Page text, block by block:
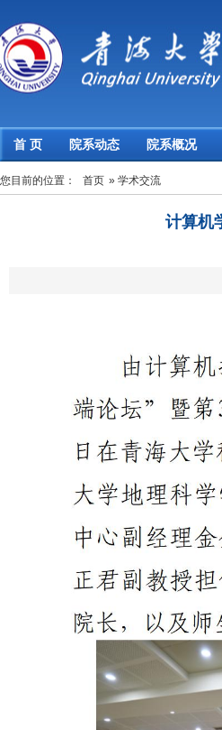
首 页 院系动态 院系概况
您目前的位置： 首页 » 学术交流
计算机